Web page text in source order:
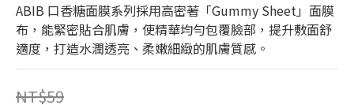
ABIB 口香糖面膜系列採用高密著「Gummy Sheet」面膜
布，能緊密貼合肌膚，使精華均勻包覆臉部，提升敷面舒
適度，打造水潤透亮、柔嫩細緻的肌膚質感。
NT$59